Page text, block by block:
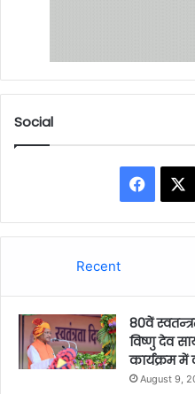
Social
Recent
80वें
विष्णु देव
कार्यक्रम में
August 9,